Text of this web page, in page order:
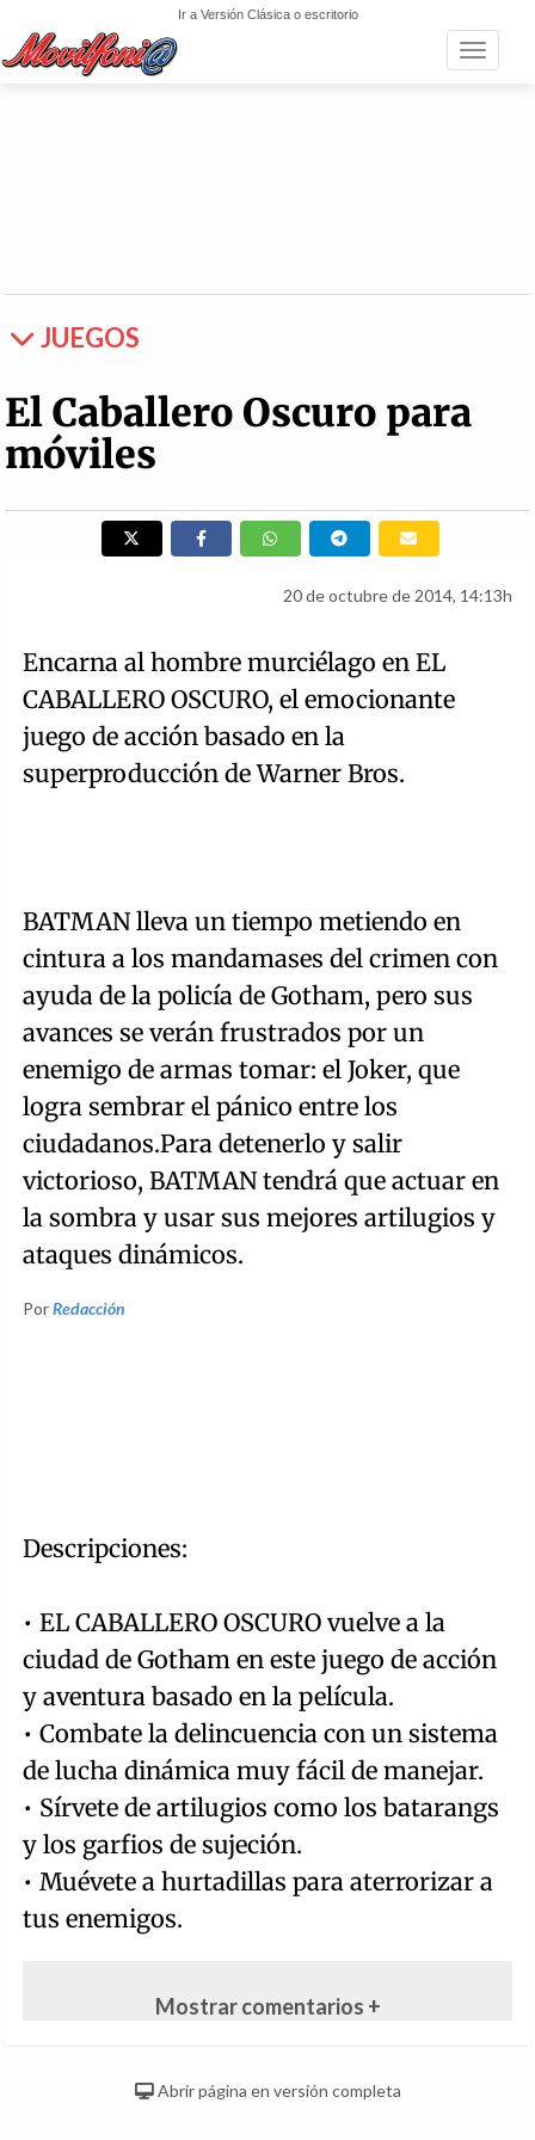
Ir a Versión Clásica o escritorio
Toggle
JUEGOS
El Caballero Oscuro para
móviles
20 de octubre de 2014, 14:13h
Encarna al hombre murciélago en EL
CABALLERO OSCURO, el emocionante
juego de acción basado en la
superproducción de Warner Bros.
BATMAN lleva un tiempo metiendo en
cintura a los mandamases del crimen con
ayuda de la policía de Gotham, pero sus
avances se verán frustrados por un
enemigo de armas tomar: el Joker, que
logra sembrar el pánico entre los
ciudadanos.Para detenerlo y salir
victorioso, BATMAN tendrá que actuar en
la sombra y usar sus mejores artilugios y
ataques dinámicos.
PorRedacción
Descripciones:
• EL CABALLERO OSCURO vuelve a la
ciudad de Gotham en este juego de acción
y aventura basado en la película.
• Combate la delincuencia con un sistema
de lucha dinámica muy fácil de manejar.
• Sírvete de artilugios como los batarangs
y los garfios de sujeción.
• Muévete a hurtadillas para aterrorizar a
tus enemigos.
Mostrar comentarios +
Abrir página en versión completa